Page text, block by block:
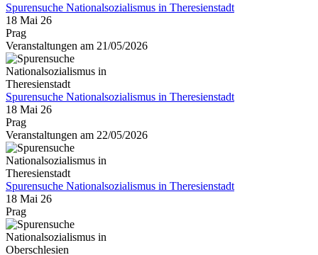
Spurensuche Nationalsozialismus in Theresienstadt
18 Mai 26
Prag
Veranstaltungen am 21/05/2026
Spurensuche Nationalsozialismus in Theresienstadt
18 Mai 26
Prag
Veranstaltungen am 22/05/2026
Spurensuche Nationalsozialismus in Theresienstadt
18 Mai 26
Prag